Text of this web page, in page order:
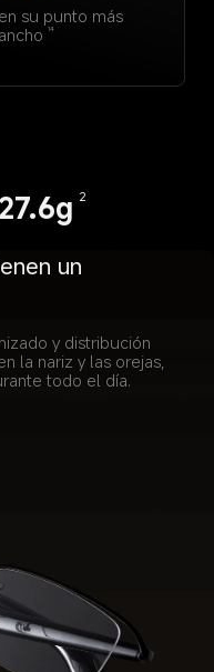
en su punto más
ancho
14
2
un
y distribución
la nariz y las orejas,
todo el día.